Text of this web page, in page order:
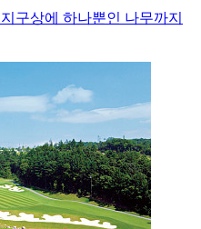
구상에 하나뿐인 나무까지